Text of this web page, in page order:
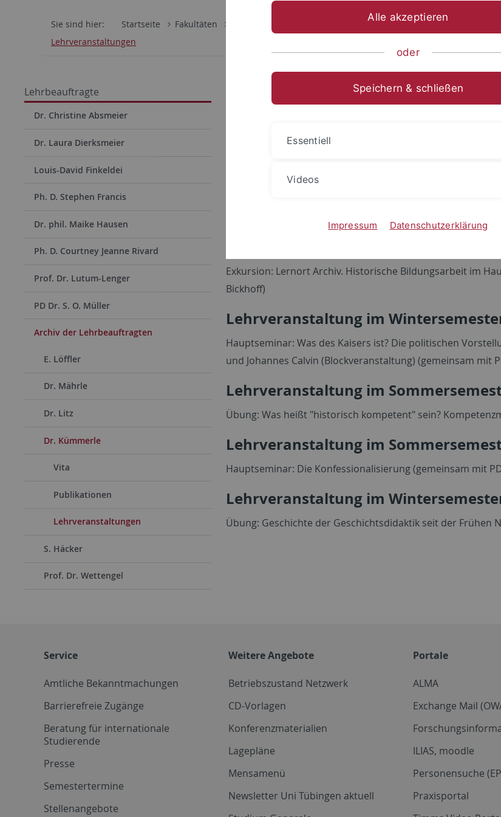
Sie sind hier: Startseite Fakultäten Personen Lehrbeauftragte
Lehrveranstaltungen
Lehrbeauftragte
Dr. Christine Absmeier
Dr. Laura Dierksmeier
Louis-David Finkeldei
Ph. D. Stephen Francis
Dr. phil. Maike Hausen
Ph. D. Courtney Jeanne Rivard
Prof. Dr. Lutum-Lenger
PD Dr. S. O. Müller
Archiv der Lehrbeauftragten
E. Löffler
Dr. Mährle
Dr. Litz
Dr. Kümmerle
Vita
Publikationen
Lehrveranstaltungen
S. Häcker
Prof. Dr. Wettengel
Dr. Julian Kümmerle
Lehrveranstaltungen im
Exkursion mit vorbereitender Fachsitzung "Das Thema
Geschichtsunterricht" in Kooperation mit dem Staatlichen
Exkursion: Lernort Archiv. Historische Bildungsarbeit im
Bickhoff)
Lehrveranstaltung im
Hauptseminar: Was des Kaisers ist? Die politischen
und Johannes Calvin (Blockveranstaltung) (gemeinsam mit
Lehrveranstaltung im
Übung: Was heißt "historisch kompetent" sein?
Lehrveranstaltung im
Hauptseminar: Die Konfessionalisierung (gemeinsam mit
Lehrveranstaltung im
Übung: Geschichte der Geschichtsdidaktik seit der Frühen
Service
Amtliche Bekanntmachungen
Barrierefreie Zugänge
Beratung für internationale
Studierende
Presse
Semestertermine
Stellenangebote
Weitere Angebote
Betriebszustand Netzwerk
CD-Vorlagen
Konferenzmaterialien
Lagepläne
Mensamenü
Newsletter Uni Tübingen aktuell
Portale
ALMA
Exchange Mail
ILIAS, moodle
Personensuche
Praxisportal
Alle akzeptieren
oder
Speichern & schließen
Essentiell
Videos
Impressum Datenschutzerklärung